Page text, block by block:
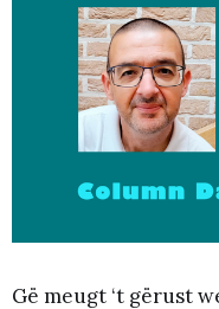
Gë meugt ‘t gërust